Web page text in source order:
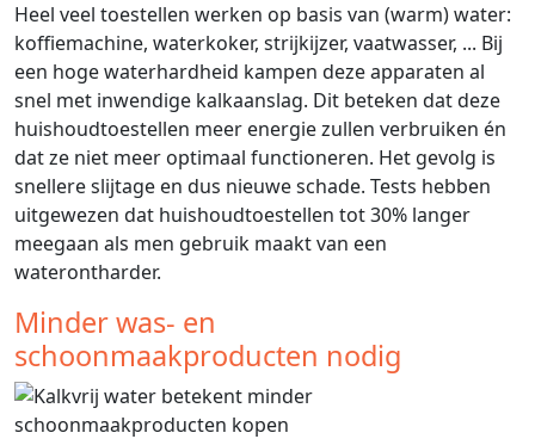
Heel veel toestellen werken op basis van (warm) water:
koffiemachine, waterkoker, strijkijzer, vaatwasser, ... Bij
een hoge waterhardheid kampen deze apparaten al
snel met inwendige kalkaanslag. Dit beteken dat deze
huishoudtoestellen meer energie zullen verbruiken én
dat ze niet meer optimaal functioneren. Het gevolg is
snellere slijtage en dus nieuwe schade. Tests hebben
uitgewezen dat huishoudtoestellen tot 30% langer
meegaan als men gebruik maakt van een
waterontharder.
Minder was- en
schoonmaakproducten nodig